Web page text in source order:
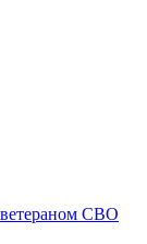
СВО